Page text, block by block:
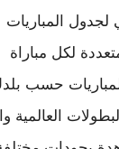
المباريات
لكل مباراة
حسب
العالمية